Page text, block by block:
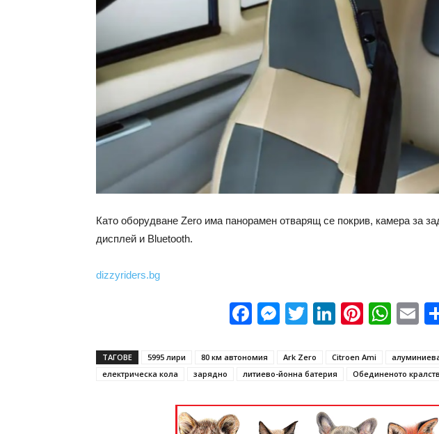
Като оборудване Zero има панорамен отварящ се покрив, камера за
дисплей и Bluetooth.
dizzyriders.bg
Facebook
Messenger
Twitter
LinkedIn
ТАГОВЕ 5995 лири 80 км автономия Ark Zero Citroen Ami
електрическа кола
зарядно литиево-йонна батерия Обединеното